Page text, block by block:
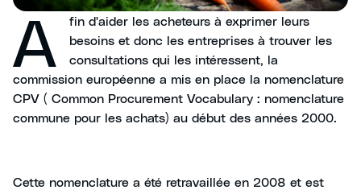
A
fin d'aider les acheteurs à exprimer leurs
besoins et donc les entreprises à trouver les
consultations qui les intéressent, la
commission européenne a mis en place la nomenclature
CPV ( Common Procurement Vocabulary : nomenclature
commune pour les achats) au début des années 2000.
Cette nomenclature a été retravaillée en 2008 et est